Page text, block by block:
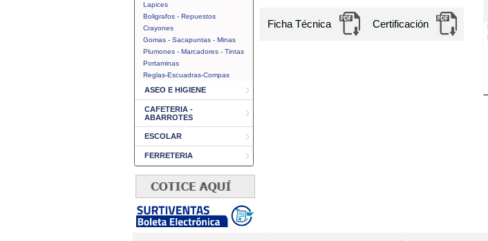
Lapices
Boligrafos - Repuestos
Crayones
Gomas - Sacapuntas - Minas
Plumones - Marcadores - Tintas
Portaminas
Reglas-Escuadras-Compas
ASEO E HIGIENE
CAFETERIA -
ABARROTES
ESCOLAR
FERRETERIA
Ficha Técnica Certificación